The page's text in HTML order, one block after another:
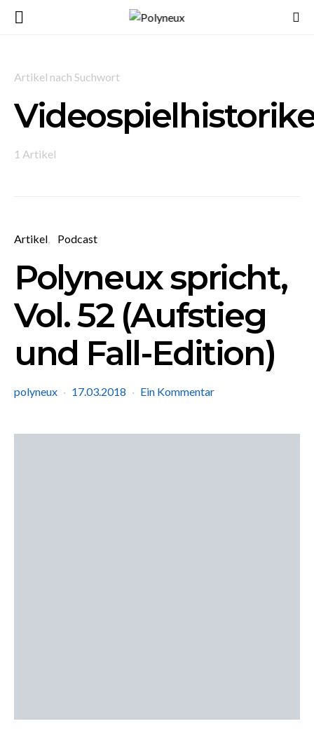
Artikel nach Suchwort
1 Artikel
Artikel Podcast
Polyneux spricht,
Vol. 52 (Aufstieg
und Fall-Edition)
polyneux 17.03.2018 Ein Kommentar